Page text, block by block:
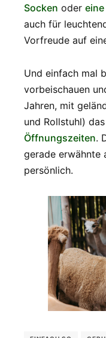
Socken oder
auch für
Vorfreude auf
Und einfach mal
vorbeischauen
Jahren, mit
und Rollstuhl)
Öffnungszeiten.
gerade erwähnte
persönlich.